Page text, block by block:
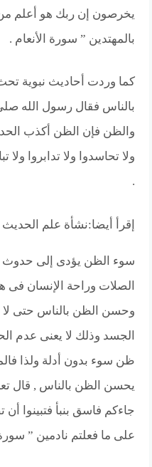
يخرصون إن ربك هو أعلم
بالمهتدين ” سورة الأنعام .
كما وردت أحاديث نبوية
بالناس فقال رسول الله
والظن فإن الظن أكذب
ولا تحاسدوا ولا تدابروا ولا
.
إقرأ أيضا:نشأة علم الحديث
سوء الظن يؤدى إلى
الصلات وراحة الإنسان فى
وحسن الظن بالناس حتى لا
الجسد وذلك لا يعنى عدم
ظن سوء بدون أدلة ولذا
يحسن الظن بالناس , قال
جاءكم فاسق بنبأ فتبينوا أن
على ما فعلتم نادمين ”